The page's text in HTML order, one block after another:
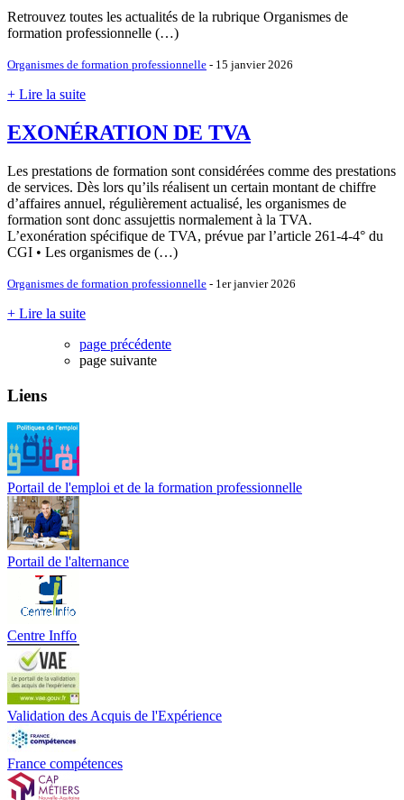
Retrouvez toutes les actualités de la rubrique Organismes de
formation professionnelle (…)
Organismes de formation professionnelle - 15 janvier 2026
+ Lire la suite
EXONÉRATION DE TVA
Les prestations de formation sont considérées comme des prestations
de services. Dès lors qu’ils réalisent un certain montant de chiffre
d’affaires annuel, régulièrement actualisé, les organismes de
formation sont donc assujettis normalement à la TVA.
L’exonération spécifique de TVA, prévue par l’article 261-4-4° du
CGI • Les organismes de (…)
Organismes de formation professionnelle - 1er janvier 2026
+ Lire la suite
page précédente
page suivante
Liens
Portail de l'emploi et de la formation professionnelle
Portail de l'alternance
Centre Inffo
Validation des Acquis de l'Expérience
France compétences